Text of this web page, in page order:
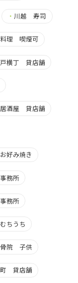
・ 川越 寿司
理 喫煙可
横丁 貸店舗
酒屋 貸店舗
好み焼き
務所
務所
ちうち
院 子供
貸店舗